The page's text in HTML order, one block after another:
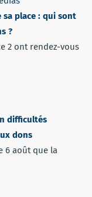
place : qui sont
?
2 ont rendez-vous
difficultés
dons
6 août que la